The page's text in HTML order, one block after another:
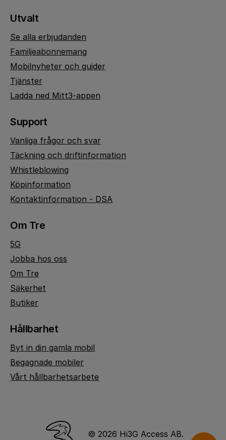
Utvalt
Se alla erbjudanden
Familjeabonnemang
Mobilnyheter och guider
Tjänster
Ladda ned Mitt3-appen
Support
Vanliga frågor och svar
Täckning och driftinformation
Whistleblowing
Köpinformation
Kontaktinformation - DSA
Om Tre
5G
Jobba hos oss
Om Tre
Säkerhet
Butiker
Hållbarhet
Byt in din gamla mobil
Begagnade mobiler
Vårt hållbarhetsarbete
© 2026 Hi3G Access AB.